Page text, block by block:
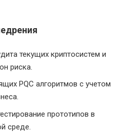
текущих криптосистем и
риска.
PQC алгоритмов с учетом
прототипов в
среде.